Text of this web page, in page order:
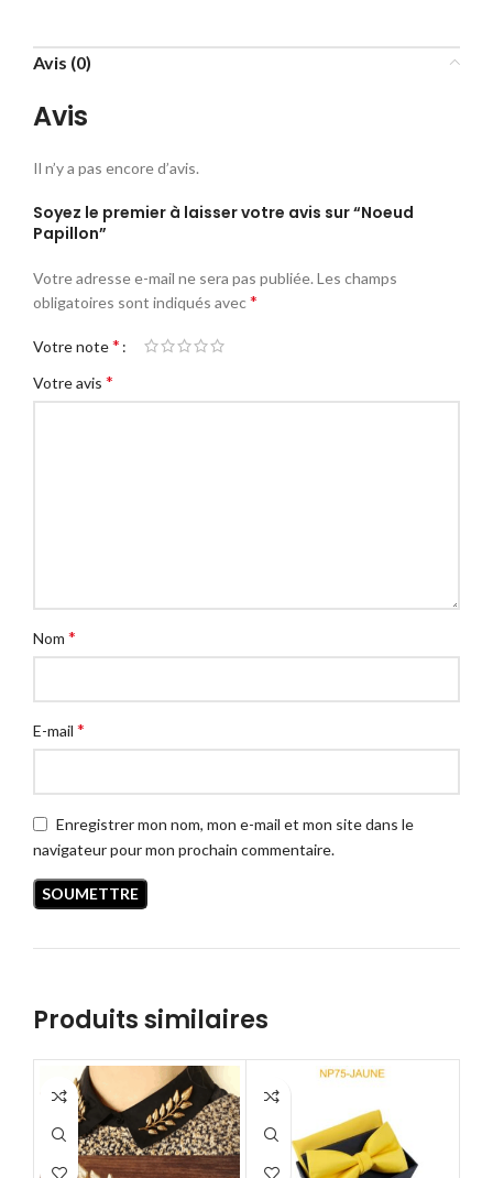
Avis (0)
Avis
Il n’y a pas encore d’avis.
Soyez le premier à laisser votre avis sur “Noeud
Papillon”
Votre adresse e-mail ne sera pas publiée. Les champs
obligatoires sont indiqués avec*
Votre note*
Votre avis *
Nom *
E-mail *
Enregistrer mon nom, mon e-mail et mon site dans le
navigateur pour mon prochain commentaire.
Produits similaires